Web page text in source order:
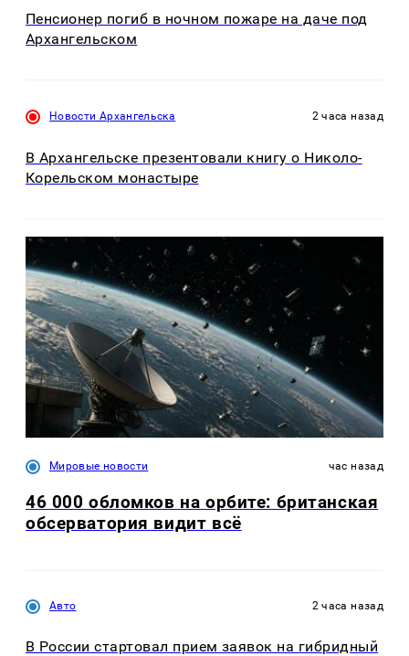
Пенсионер погиб в ночном пожаре на даче под
Архангельском
Новости Архангельска 2 часа назад
В Архангельске презентовали книгу о Николо-
Корельском монастыре
Мировые новости час назад
46 000 обломков на орбите: британская
обсерватория видит всё
Авто 2 часа назад
В России стартовал прием заявок на гибридный